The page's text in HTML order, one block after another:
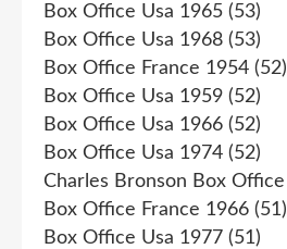
Box Office Usa 1965 (53)
Box Office Usa 1968 (53)
Box Office France 1954 (52)
Box Office Usa 1959 (52)
Box Office Usa 1966 (52)
Box Office Usa 1974 (52)
Charles Bronson Box Office
Box Office France 1966 (51)
Box Office Usa 1977 (51)